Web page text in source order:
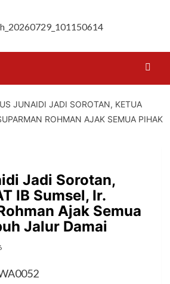
JUNAIDI JADI SOROTAN, KETUA
ROHMAN AJAK SEMUA PIHAK
Jadi Sorotan,
IB Sumsel, Ir.
Ajak Semua
Jalur Damai